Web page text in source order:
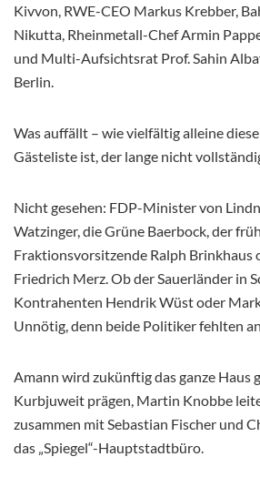
Kivvon, RWE-CEO Markus Krebber,
Nikutta, Rheinmetall-Chef Armin
und Multi-Aufsichtsrat Prof. Sahin
Berlin.
Was auffällt – wie vielfältig alleine
Gästeliste ist, der lange nicht
Nicht gesehen: FDP-Minister von
Watzinger, die Grüne Baerbock, der
Fraktionsvorsitzende Ralph Brinkhaus
Friedrich Merz. Ob der Sauerländer in
Kontrahenten Hendrik Wüst oder
Unnötig, denn beide Politiker fehlten
Amann wird zukünftig das ganze Haus
Kurbjuweit prägen, Martin Knobbe
zusammen mit Sebastian Fischer und
das „Spiegel“-Hauptstadtbüro.